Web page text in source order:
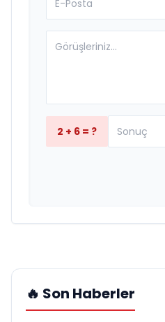
2 + 6 = ?
🔥 Son Haberler